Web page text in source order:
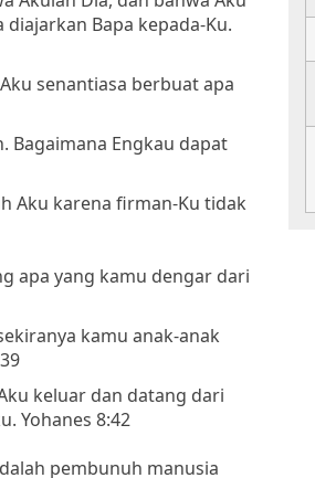
Bapa kepada-Ku.
senantiasa berbuat apa
Bagaimana Engkau dapat
Aku karena firman-Ku tidak
apa yang kamu dengar dari
kamu anak-anak
keluar dan datang dari
Yohanes 8:42
pembunuh manusia